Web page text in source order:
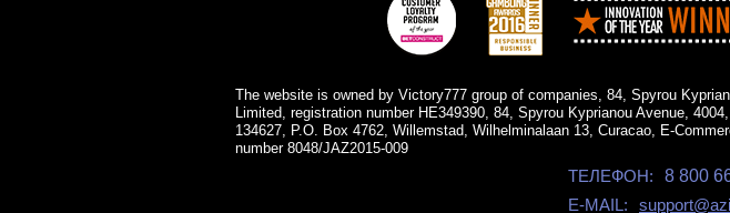
The website is owned by Victory777 group of companies, 84, Spyrou
Limited, registration number HE349390, 84, Spyrou Kyprianou Avenue,
134627, P.O. Box 4762, Willemstad, Wilhelminalaan 13, Curacao, E-
number 8048/JAZ2015-009
ТЕЛЕФОН:
8 800
E-MAIL: